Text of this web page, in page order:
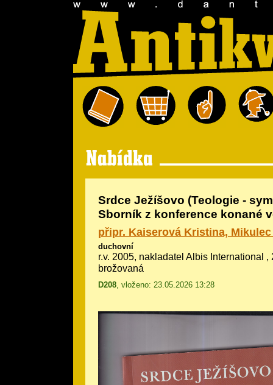
Srdce Ježíšovo (Teologie -
Sborník z konference konané
připr. Kaiserová Kristina,
duchovní
r.v. 2005, nakladatel Albis International
brožovaná
D208, vloženo: 23.05.2026 13:28